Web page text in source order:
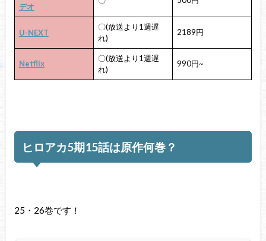
デオ
U-NEXT
〇(放送より1週遅
れ)
2189円
Netflix
〇(放送より1週遅
れ)
990円~
ヒロアカ5期15話は原作何巻？
25・26巻です！